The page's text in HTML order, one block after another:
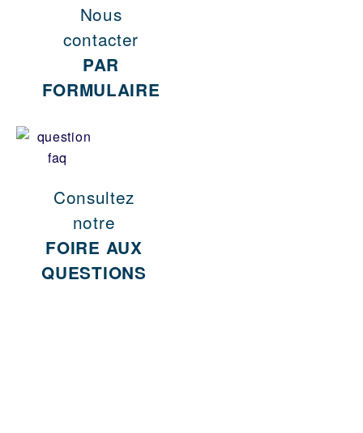
Nous
contacter
PAR
FORMULAIRE
Consultez
notre
FOIRE AUX
QUESTIONS